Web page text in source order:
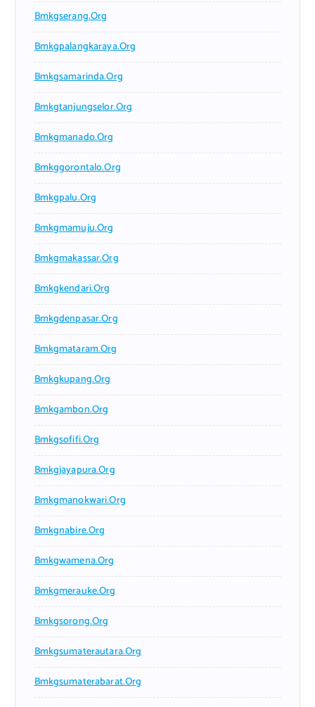
Bmkgserang.org
Bmkgpalangkaraya.org
Bmkgsamarinda.org
Bmkgtanjungselor.org
Bmkgmanado.org
Bmkggorontalo.org
Bmkgpalu.org
Bmkgmamuju.org
Bmkgmakassar.org
Bmkgkendari.org
Bmkgdenpasar.org
Bmkgmataram.org
Bmkgkupang.org
Bmkgambon.org
Bmkgsofifi.org
Bmkgjayapura.org
Bmkgmanokwari.org
Bmkgnabire.org
Bmkgwamena.org
Bmkgmerauke.org
Bmkgsorong.org
Bmkgsumaterautara.org
Bmkgsumaterabarat.org